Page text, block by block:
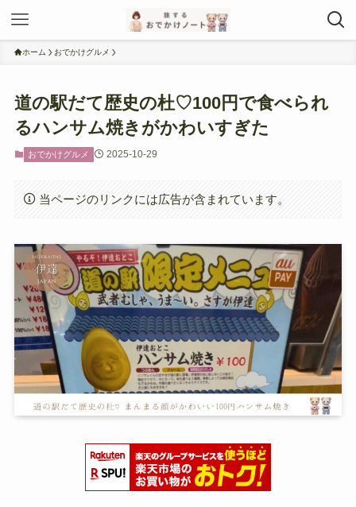
ホーム おでかけグルメ
道の駅だて歴史の杜♡100円で食べられ
るハンサム焼きがかわいすぎた
おでかけグルメ 2025-10-29
当ページのリンクには広告が含まれています。